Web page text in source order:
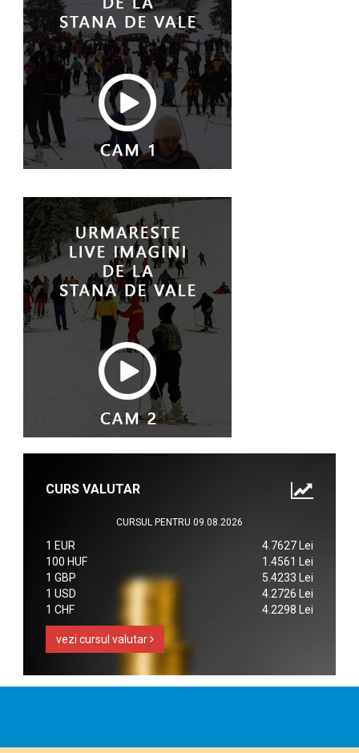
CURS VALUTAR
CURSUL PENTRU 09.08.2026
1 EUR
4.7627 Lei
100 HUF
1.4561 Lei
1 GBP
5.4233 Lei
1 USD
4.2726 Lei
1 CHF
4.2298 Lei
vezi cursul valutar